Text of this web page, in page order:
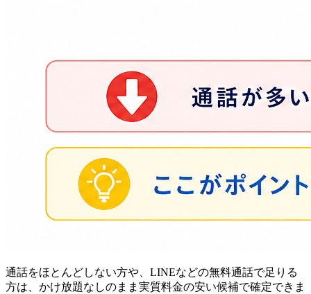
通話をほとんどしない方や、LINEなどの無料通話で足りる
方は、かけ放題なしのまま実質料金の安い候補で確定できま